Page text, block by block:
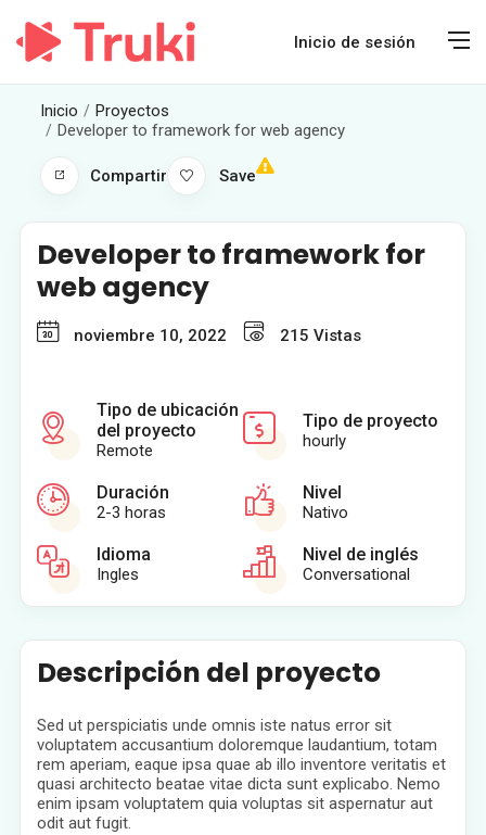
Inicio de sesión
Inicio
Proyectos
Developer to framework for web agency
Compartir Save
Developer to framework for
web agency
noviembre 10, 2022 215 Vistas
Tipo de ubicación
del proyecto
Remote
Tipo de proyecto
hourly
Duración
2-3 horas
Nivel
Nativo
Idioma
Ingles
Nivel de inglés
Conversational
Descripción del proyecto
Sed ut perspiciatis unde omnis iste natus error sit
voluptatem accusantium doloremque laudantium, totam
rem aperiam, eaque ipsa quae ab illo inventore veritatis et
quasi architecto beatae vitae dicta sunt explicabo. Nemo
enim ipsam voluptatem quia voluptas sit aspernatur aut
odit aut fugit.